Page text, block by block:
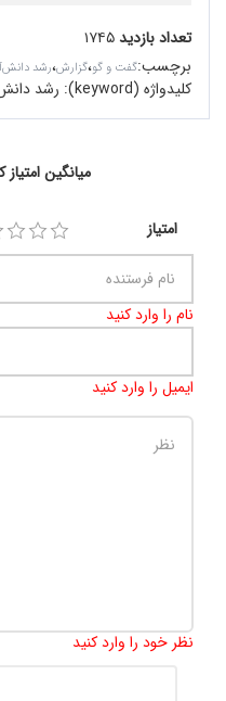
تعداد بازدید۱۷۴۵
برچسب:گفت و گو،گزارش،رشد
کلیدواژه (keyword): رشد
میانگین امتیاز
امتیاز
نام را وارد کنید
ایمیل را وارد کنید
نظر خود را وارد کنید